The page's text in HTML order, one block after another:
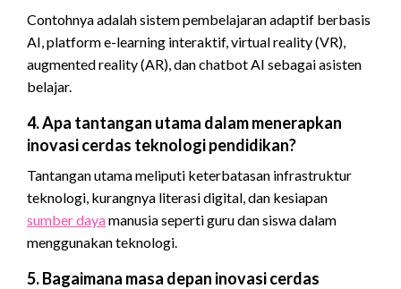
Contohnya adalah sistem pembelajaran adaptif berbasis
AI, platform e-learning interaktif, virtual reality (VR),
augmented reality (AR), dan chatbot AI sebagai asisten
belajar.
4. Apa tantangan utama dalam menerapkan
inovasi cerdas teknologi pendidikan?
Tantangan utama meliputi keterbatasan infrastruktur
teknologi, kurangnya literasi digital, dan kesiapan
sumber dayamanusia seperti guru dan siswa dalam
menggunakan teknologi.
5. Bagaimana masa depan inovasi cerdas